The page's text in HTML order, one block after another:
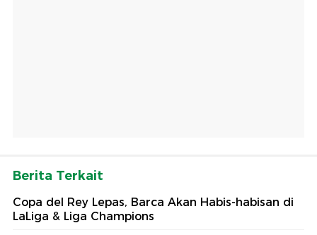
Berita Terkait
Copa del Rey Lepas, Barca Akan Habis-habisan di
LaLiga & Liga Champions